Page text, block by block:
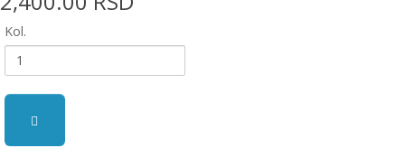
aparati
za
zavarivanje
Prenosni
računari
Kol.